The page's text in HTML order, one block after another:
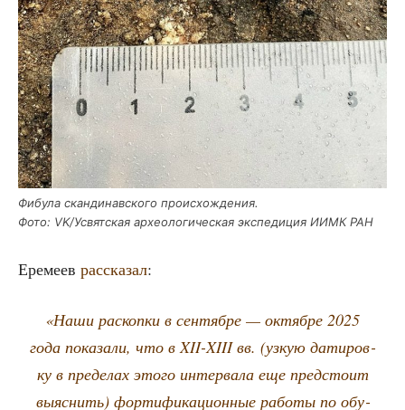
Фибу­ла скан­ди­нав­ско­го про­ис­хож­де­ния.
Фото: VK/Усвятская архео­ло­ги­че­ская экс­пе­ди­ция ИИМК РАН
Ере­ме­ев рас­ска­зал:
«Наши рас­коп­ки в сен­тяб­ре — октяб­ре 2025
года пока­за­ли, что в XII-XIII вв. (узкую дати­ров­
ку в пре­де­лах это­го интер­ва­ла еще пред­сто­ит
выяс­нить) фор­ти­фи­ка­ци­он­ные рабо­ты по обу­